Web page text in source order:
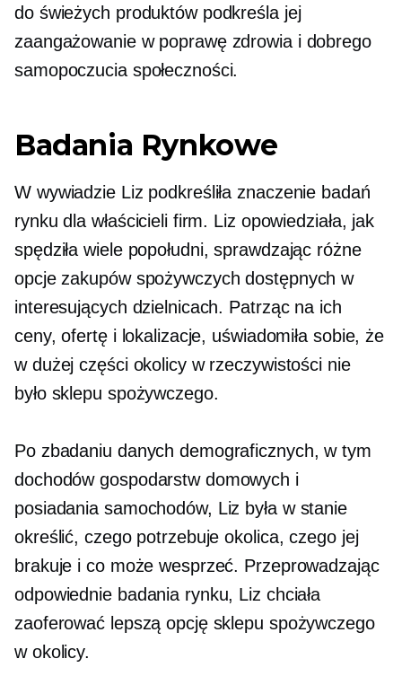
do świeżych produktów podkreśla jej
zaangażowanie w poprawę zdrowia i dobrego
samopoczucia społeczności.
Badania Rynkowe
W wywiadzie Liz podkreśliła znaczenie badań
rynku dla właścicieli firm. Liz opowiedziała, jak
spędziła wiele popołudni, sprawdzając różne
opcje zakupów spożywczych dostępnych w
interesujących dzielnicach. Patrząc na ich
ceny, ofertę i lokalizacje, uświadomiła sobie, że
w dużej części okolicy w rzeczywistości nie
było sklepu spożywczego.
Po zbadaniu danych demograficznych, w tym
dochodów gospodarstw domowych i
posiadania samochodów, Liz była w stanie
określić, czego potrzebuje okolica, czego jej
brakuje i co może wesprzeć. Przeprowadzając
odpowiednie badania rynku, Liz chciała
zaoferować lepszą opcję sklepu spożywczego
w okolicy.